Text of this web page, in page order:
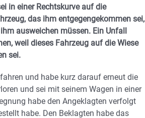
in einer Rechtskurve auf die
das ihm entgegengekommen sei,
ausweichen müssen. Ein Unfall
weil dieses Fahrzeug auf die Wiese
sei.
und habe kurz darauf erneut die
und sei mit seinem Wagen in einer
habe den Angeklagten verfolgt
habe. Den Beklagten habe das